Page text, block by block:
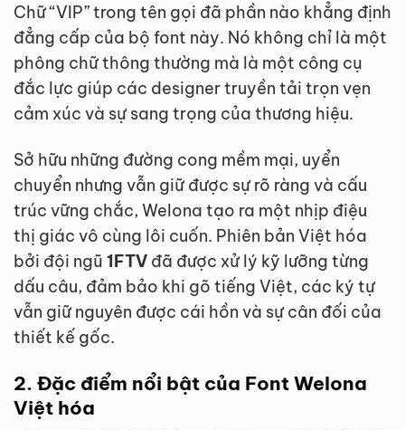
Chữ “VIP” trong tên gọi đã phần nào khẳng định
đẳng cấp của bộ font này. Nó không chỉ là một
phông chữ thông thường mà là một công cụ
đắc lực giúp các designer truyền tải trọn vẹn
cảm xúc và sự sang trọng của thương hiệu.
Sở hữu những đường cong mềm mại, uyển
chuyển nhưng vẫn giữ được sự rõ ràng và cấu
trúc vững chắc, Welona tạo ra một nhịp điệu
thị giác vô cùng lôi cuốn. Phiên bản Việt hóa
bởi đội ngũ 1FTV đã được xử lý kỹ lưỡng từng
dấu câu, đảm bảo khi gõ tiếng Việt, các ký tự
vẫn giữ nguyên được cái hồn và sự cân đối của
thiết kế gốc.
2. Đặc điểm nổi bật của Font Welona
Việt hóa